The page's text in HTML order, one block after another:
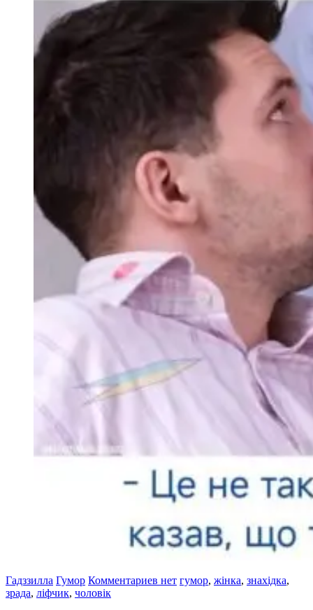
Гадззилла Гумор Комментариев нет гумор, жінка, знахідка,
зрада, ліфчик, чоловік